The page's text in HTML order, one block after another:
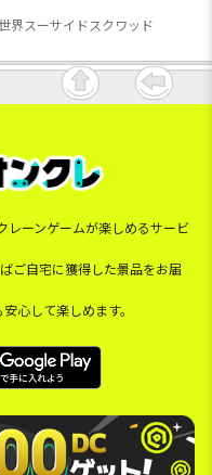
界スーサイドスクワッド
レーンゲームが楽しめるサービ
ご自宅に獲得した景品をお届
心して楽しめます。